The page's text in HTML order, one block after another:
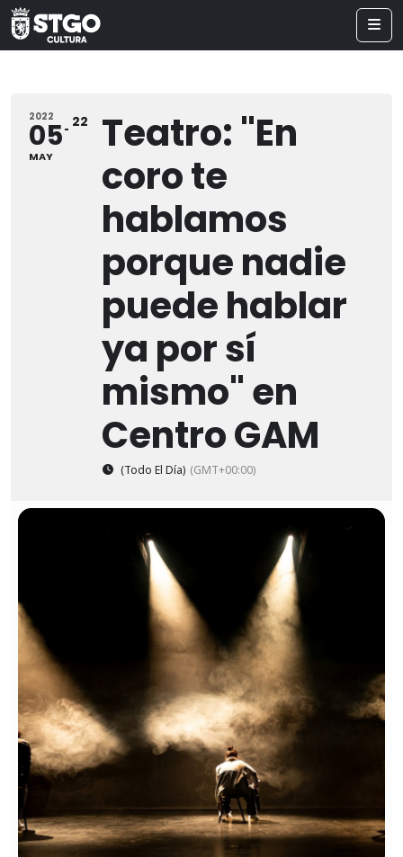
2022
05
MAY
22
Teatro: "En
coro te
hablamos
porque nadie
puede hablar
ya por sí
mismo" en
Centro GAM
(Todo El Día) (GMT+00:00)